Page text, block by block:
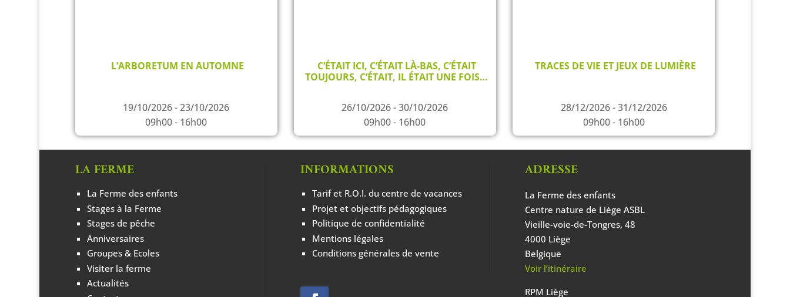
L’ARBORETUM EN AUTOMNE
19/10/2026 - 23/10/2026
09h00 - 16h00
C’ÉTAIT ICI, C’ÉTAIT LÀ-BAS, C’ÉTAIT
TOUJOURS, C’ÉTAIT, IL ÉTAIT UNE FOIS…
26/10/2026 - 30/10/2026
09h00 - 16h00
TRACES DE VIE ET JEUX DE LUMIÈRE
28/12/2026 - 31/12/2026
09h00 - 16h00
LA FERME
La Ferme des enfants
Stages à la Ferme
Stages de pêche
Anniversaires
Groupes & Ecoles
Visiter la ferme
Actualités
INFORMATIONS
Tarif et R.O.I. du centre de vacances
Projet et objectifs pédagogiques
Politique de confidentialité
Mentions légales
Conditions générales de vente
ADRESSE
La Ferme des enfants
Centre nature de Liège ASBL
Vieille-voie-de-Tongres, 48
4000 Liège
Belgique
Voir l’itinéraire
RPM Liège